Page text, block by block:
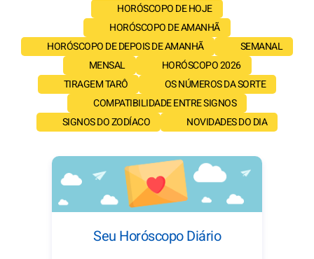
HORÓSCOPO DE HOJE
HORÓSCOPO DE AMANHÃ
HORÓSCOPO DE DEPOIS DE AMANHÃ
SEMANAL
MENSAL
HORÓSCOPO 2026
TIRAGEM TARÔ
OS NÚMEROS DA SORTE
COMPATIBILIDADE ENTRE SIGNOS
SIGNOS DO ZODÍACO
NOVIDADES DO DIA
Seu Horóscopo Diário